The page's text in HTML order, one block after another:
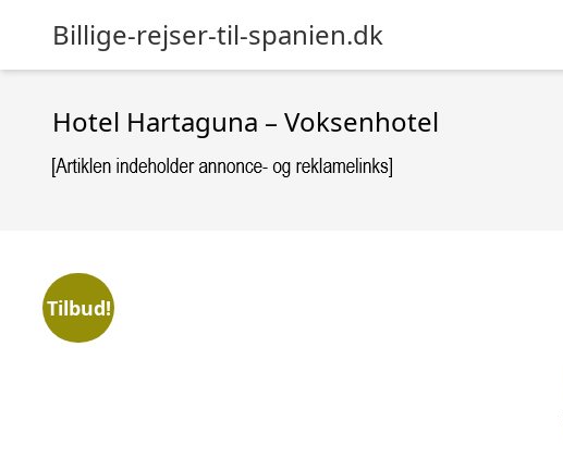
Billige-rejser-til-spanien.dk
Hotel Hartaguna – Voksenhotel
Tilbud!